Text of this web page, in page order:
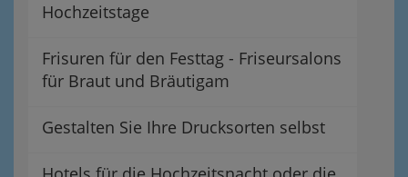
Hochzeitstage
Frisuren für den Festtag - Friseursalons
für Braut und Bräutigam
Gestalten Sie Ihre Drucksorten selbst